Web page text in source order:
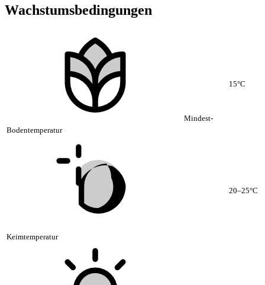
Wachstumsbedingungen
Mindest-
Bodentemperatur
15°C
Keimtemperatur
20–25°C